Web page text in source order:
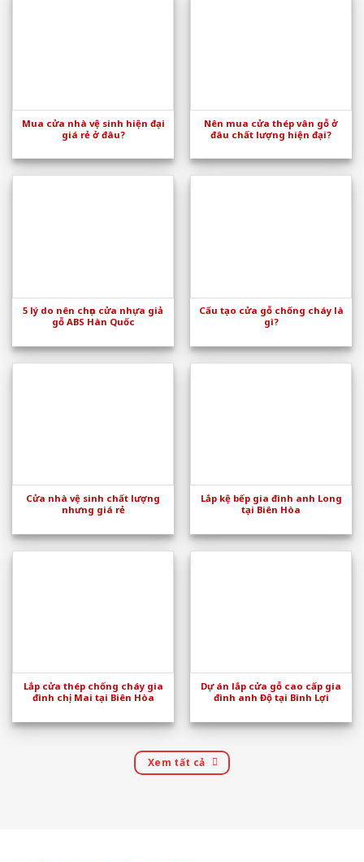
Mua cửa nhà vệ sinh hiện đại
giá rẻ ở đâu?
Nên mua cửa thép vân gỗ ở
đâu chất lượng hiện đại?
5 lý do nên chọn cửa nhựa giả
gỗ ABS Hàn Quốc
Cấu tạo cửa gỗ chống cháy là
gì?
Cửa nhà vệ sinh chất lượng
nhưng giá rẻ
Lắp kệ bếp gia đình anh Long
tại Biên Hòa
Lắp cửa thép chống cháy gia
đình chị Mai tại Biên Hòa
Dự án lắp cửa gỗ cao cấp gia
đình anh Độ tại Bình Lợi
Xem tất cả